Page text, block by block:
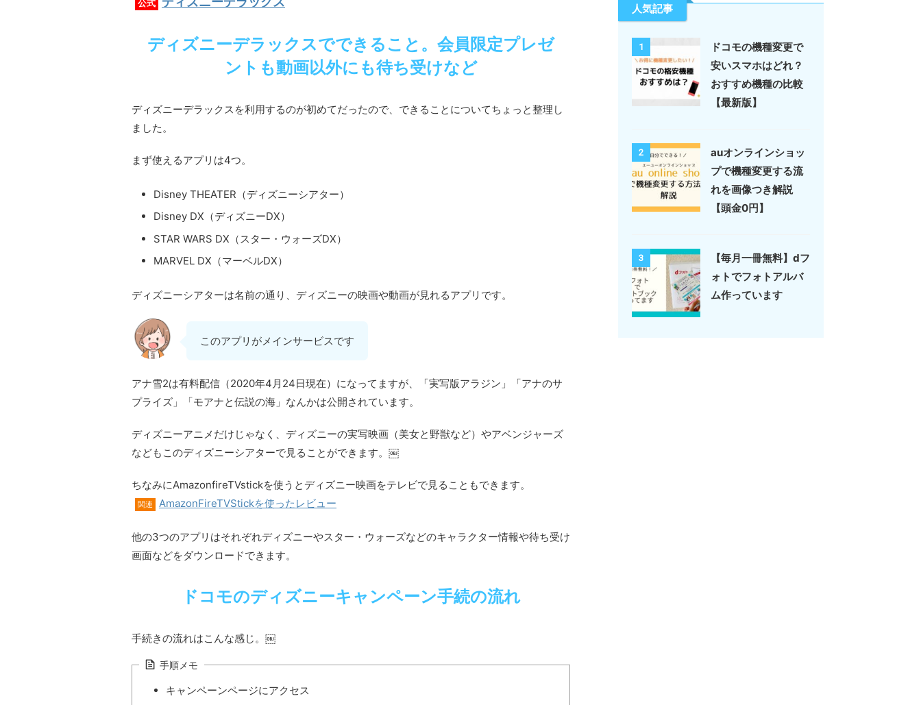
公式
ディズニーデラックスでできること。会員限定プレゼ
ントも動画以外にも待ち受けなど
ディズニーデラックスを利用するのが初めてだったので、できることについてちょっと整理し
ました。
まず使えるアプリは4つ。
Disney THEATER（ディズニーシアター）
Disney DX（ディズニーDX）
STAR WARS DX（スター・ウォーズDX）
MARVEL DX（マーベルDX）
ディズニーシアターは名前の通り、ディズニーの映画や動画が見れるアプリです。
このアプリがメインサービスです
アナ雪2は有料配信（2020年4月24日現在）になってますが、「実写版アラジン」「アナのサ
プライズ」「モアナと伝説の海」なんかは公開されています。
ディズニーアニメだけじゃなく、ディズニーの実写映画（美女と野獣など）やアベンジャーズ
などもこのディズニーシアターで見ることができます。￼
ちなみにAmazonfireTVstickを使うとディズニー映画をテレビで見ることもできます。
関連 AmazonFireTVStickを使ったレビュー
他の3つのアプリはそれぞれディズニーやスター・ウォーズなどのキャラクター情報や待ち受け
画面などをダウンロードできます。
ドコモのディズニーキャンペーン手続の流れ
手続きの流れはこんな感じ。￼
手順メモ
キャンペーンページにアクセス
人気記事
1
ドコモの機種変更で
安いスマホはどれ？
おすすめ機種の比較
【最新版】
2
auオンラインショッ
プで機種変更する流
れを画像つき解説
【頭金0円】
3
【毎月一冊無料】dフ
ォトでフォトアルバ
ム作っています